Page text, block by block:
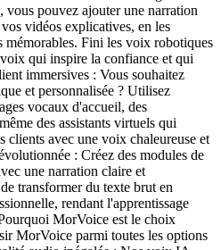
pouvez ajouter une narration
vidéos explicatives, en les
mémorables. Fini les voix robotiques
qui inspire la confiance et qui
immersives : Vous souhaitez
et personnalisée ? Utilisez
vocaux d'accueil, des
des assistants virtuels qui
clients avec une voix chaleureuse et
: Créez des modules de
une narration claire et
transformer du texte brut en
rendant l'apprentissage
MorVoice est le choix
MorVoice parmi toutes les options